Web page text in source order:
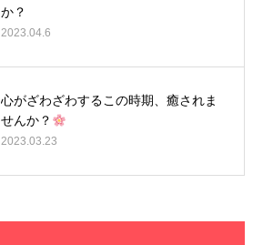
か？
2023.04.6
心がざわざわするこの時期、癒されま
せんか？
2023.03.23